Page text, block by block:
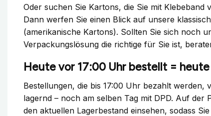
Oder suchen Sie Kartons, die Sie mit Klebeband
Dann werfen Sie einen Blick auf unsere
(amerikanische Kartons). Sollten Sie sich noch
Verpackungslösung die richtige für Sie ist,
Heute vor 17:00 Uhr bestellt =
Bestellungen, die bis 17:00 Uhr bezahlt werden,
lagernd – noch am selben Tag mit DPD. Auf der
den aktuellen Lagerbestand einsehen, sodass